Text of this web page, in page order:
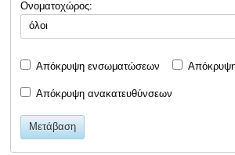
Ονοματοχώρος:
όλοι
Απόκρυψη ενσωματώσεων
Απόκρυψη ανακατευθύνσεων
Μετάβαση